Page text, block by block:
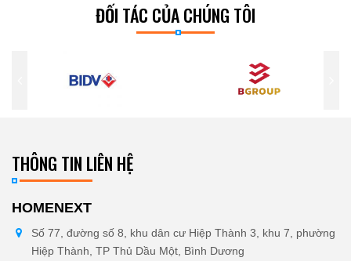
ĐỐI TÁC CỦA CHÚNG TÔI
THÔNG TIN LIÊN HỆ
HOMENEXT
Số 77, đường số 8, khu dân cư Hiệp Thành 3, khu 7, phường
Hiệp Thành, TP Thủ Dầu Một, Bình Dương